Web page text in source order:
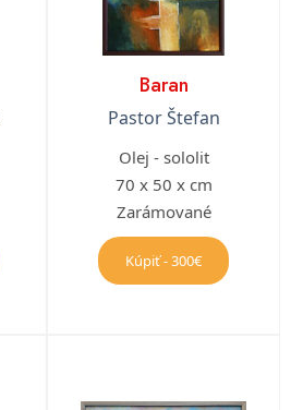
Baran
Pastor Štefan
Olej - sololit
70 x 50 x cm
Zarámované
Kúpiť - 300€